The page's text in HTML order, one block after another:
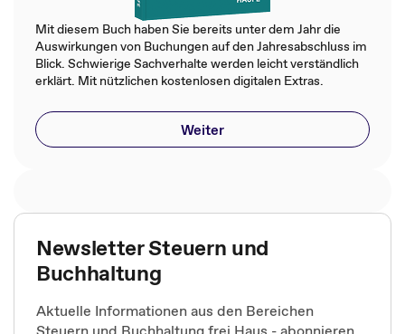
Mit diesem Buch haben Sie bereits unter dem Jahr die
Auswirkungen von Buchungen auf den Jahresabschluss im
Blick. Schwierige Sachverhalte werden leicht verständlich
erklärt. Mit nützlichen kostenlosen digitalen Extras.
Weiter
Newsletter Steuern und
Buchhaltung
Aktuelle Informationen aus den Bereichen